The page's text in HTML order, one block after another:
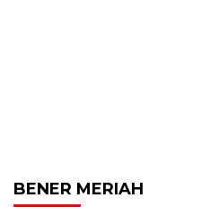
BENER MERIAH